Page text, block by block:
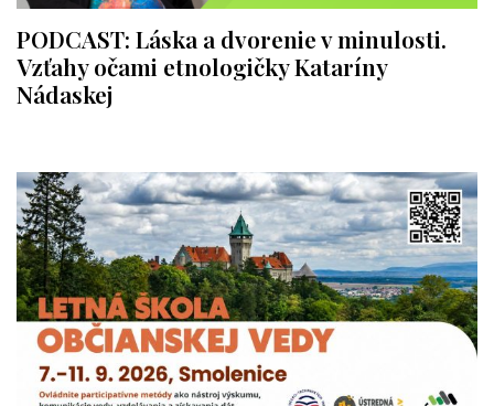
PODCAST: Láska a dvorenie v minulosti.
Vzťahy očami etnologičky Kataríny
Nádaskej